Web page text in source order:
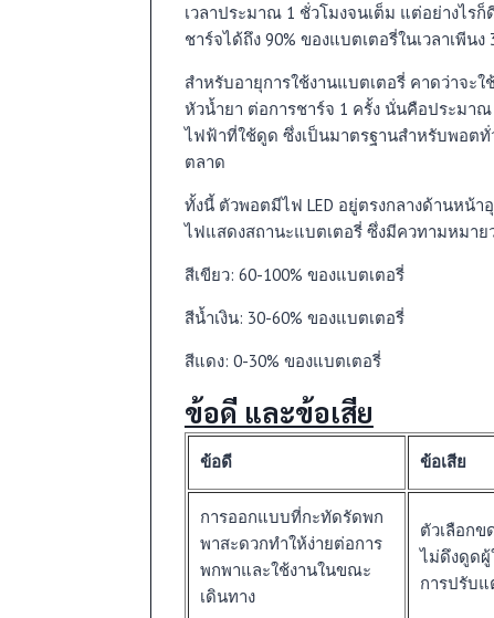
เวลาประมาณ 1 ชั่วโมงจนเต็ม แต่อย่างไรก็
ชาร์จได้ถึง 90% ของแบตเตอรี่ในเวลาเพีนง
สำหรับอายุการใช้งานแบตเตอรี่ คาดว่าจะ
หัวน้ำยา ต่อการชาร์จ 1 ครั้ง นั่นคือประมา
ไฟฟ้าที่ใช้ดูด ซึ่งเป็นมาตรฐานสำหรับพอตทั่
ตลาด
ทั้งนี้ ตัวพอตมีไฟ LED อยู่ตรงกลางด้านหน้
ไฟแสดงสถานะแบตเตอรี่ ซึ่งมีควทามหมาย
สีเขียว: 60-100% ของแบตเตอรี่
สีน้ำเงิน: 30-60% ของแบตเตอรี่
สีแดง: 0-30% ของแบตเตอรี่
ข้อดี และข้อเสีย
ข้อดี ข้อเสีย
การออกแบบที่กะทัดรัดพก
พาสะดวกทำให้ง่ายต่อการ
พกพาและใช้งานในขณะ
เดินทาง
ตัวเลือกข
ไม่ดึงดูด
การปรับแ